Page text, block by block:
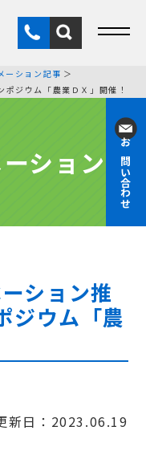
お問い合わせ
ーション記事
ジウム「農業ＤＸ」開催！
ション
ション推
ジウム「農
新日：2023.06.19